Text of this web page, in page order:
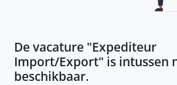
De vacature "Expediteur
Import/Export" is intussen
beschikbaar.